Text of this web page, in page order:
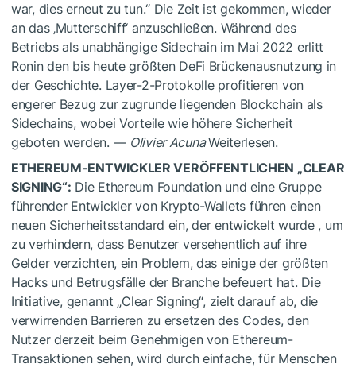
war, dies erneut zu tun.“ Die Zeit ist gekommen, wieder
an das ‚Mutterschiff‘ anzuschließen. Während des
Betriebs als unabhängige Sidechain im Mai 2022 erlitt
Ronin den bis heute größten DeFi Brückenausnutzung in
der Geschichte. Layer-2-Protokolle profitieren von
engerer Bezug zur zugrunde liegenden Blockchain als
Sidechains, wobei Vorteile wie höhere Sicherheit
geboten werden. — Olivier AcunaWeiterlesen.
ETHEREUM-ENTWICKLER VERÖFFENTLICHEN „CLEAR
SIGNING“: Die Ethereum Foundation und eine Gruppe
führender Entwickler von Krypto-Wallets führen einen
neuen Sicherheitsstandard ein, der entwickelt wurde , um
zu verhindern, dass Benutzer versehentlich auf ihre
Gelder verzichten, ein Problem, das einige der größten
Hacks und Betrugsfälle der Branche befeuert hat. Die
Initiative, genannt „Clear Signing“, zielt darauf ab, die
verwirrenden Barrieren zu ersetzen des Codes, den
Nutzer derzeit beim Genehmigen von Ethereum-
Transaktionen sehen, wird durch einfache, für Menschen